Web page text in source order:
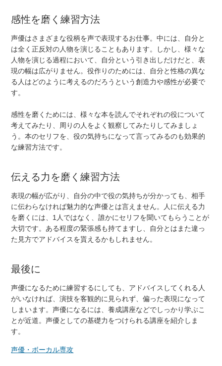
感性を磨く練習方法
声優はさまざまな役柄を声で表現するお仕事。中には、自分と
は全く正反対の人物を演じることもあります。しかし、様々な
人物を演じる過程において、自分という引き出しだけだと、表
現の幅は広がりません。役作りのためには、自分と性格の異な
る人はどのように考えるのだろうという創造力や感性が必要で
す。
感性を磨くためには、様々な本を読んでそれぞれの役について
考えてみたり、周りの人をよく観察してみたりしてみましょ
う。本のセリフを、役の気持ちになって言ってみるのも効果的
な練習方法です。
伝える力を磨く練習方法
表現の幅が広がり、自分の中で役の気持ちが分かっても、相手
に伝わらなければ魅力的な声優とは言えません。人に伝える力
を磨くには、1人ではなく、誰かにセリフを聞いてもらうことが
大切です。ある程度の緊張感も持てますし、自分とはまた違っ
た見方でアドバイスを貰えるかもしれません。
最後に
声優になるために練習するにしても、アドバイスしてくれる人
がいなければ、演技を客観的に見られず、偏った表現になって
しまいます。声優になるには、養成講座などでしっかり学ぶこ
とが近道。声優としての基礎力をつけられる講座を紹介しま
す。
声優・ボーカル専攻